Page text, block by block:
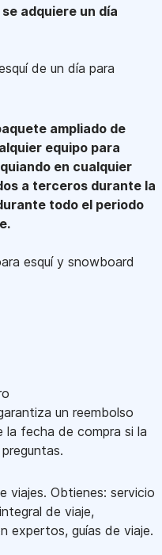
adquiere un día
de un día para
ampliado de
equipo para
en cualquier
a terceros durante la
todo el periodo
esquí y snowboard
un reembolso
fecha de compra si la
viajes. Obtienes: servicio
de viaje,
expertos, guías de viaje.